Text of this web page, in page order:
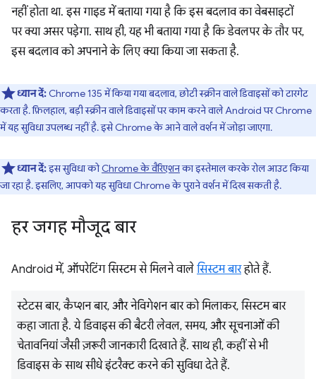
नहीं होता था. इस गाइड में बताया गया है कि इस बदलाव का वेबसाइटों
पर क्या असर पड़ेगा. साथ ही, यह भी बताया गया है कि डेवलपर के तौर पर,
इस बदलाव को अपनाने के लिए क्या किया जा सकता है.
ध्यान दें: Chrome 135 में किया गया बदलाव, छोटी स्क्रीन वाले डिवाइसों को टारगेट
करता है. फ़िलहाल, बड़ी स्क्रीन वाले डिवाइसों पर काम करने वाले Android पर Chrome
में यह सुविधा उपलब्ध नहीं है. इसे Chrome के आने वाले वर्शन में जोड़ा जाएगा.
ध्यान दें:इस सुविधा कोChrome के वैरिएशनका इस्तेमाल करके रोल आउट किया
जा रहा है. इसलिए, आपको यह सुविधा Chrome के पुराने वर्शन में दिख सकती है.
हर जगह मौजूद बार
Android में, ऑपरेटिंग सिस्टम से मिलने वाले सिस्टम बारहोते हैं.
स्टेटस बार, कैप्शन बार, और नेविगेशन बार को मिलाकर, सिस्टम बार
कहा जाता है. ये डिवाइस की बैटरी लेवल, समय, और सूचनाओं की
चेतावनियां जैसी ज़रूरी जानकारी दिखाते हैं. साथ ही, कहीं से भी
डिवाइस के साथ सीधे इंटरैक्ट करने की सुविधा देते हैं.